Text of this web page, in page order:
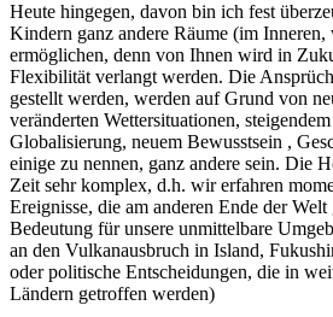
Heute hingegen, davon bin ich fest
Kindern ganz andere Räume (im
ermöglichen, denn von Ihnen wird in
Flexibilität verlangt werden. Die
gestellt werden, werden auf Grund von
veränderten Wettersituationen,
Globalisierung, neuem Bewusstsein ,
einige zu nennen, ganz andere sein. Die
Zeit sehr komplex, d.h. wir erfahren
Ereignisse, die am anderen Ende der
Bedeutung für unsere unmittelbare
an den Vulkanausbruch in Island,
oder politische Entscheidungen, die in
Ländern getroffen werden)